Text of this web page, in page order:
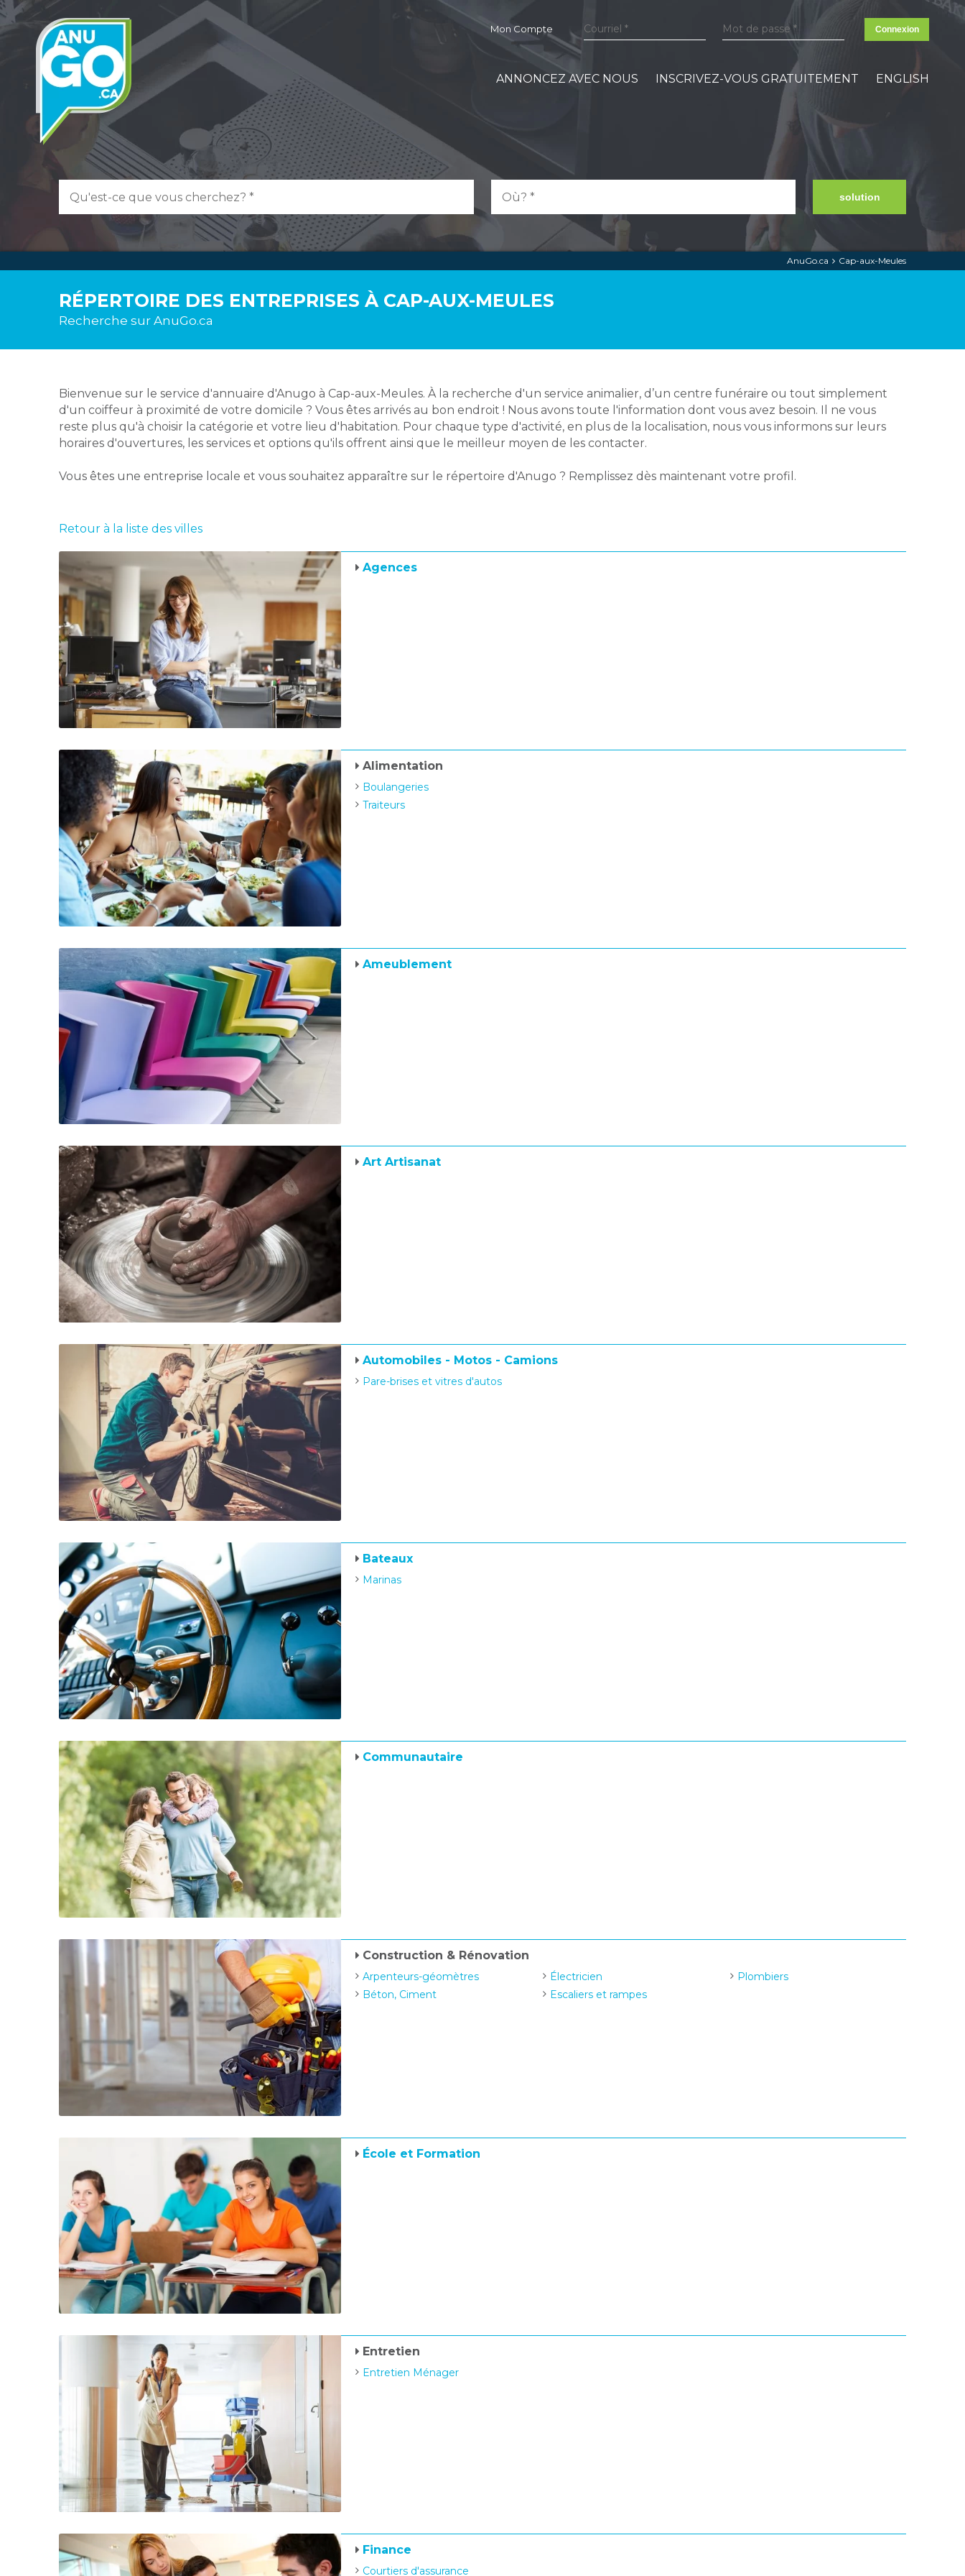
Mon Compte Connexion
ANNONCEZ AVEC NOUS INSCRIVEZ-VOUS GRATUITEMENT ENGLISH
solution
AnuGo.ca Cap-aux-Meules
RÉPERTOIRE DES ENTREPRISES À CAP-AUX-MEULES
Recherche sur AnuGo.ca
Bienvenue sur le service d'annuaire d'Anugo à Cap-aux-Meules. À la recherche d'un service animalier, d’un centre funéraire ou tout simplement
d'un coiffeur à proximité de votre domicile ? Vous êtes arrivés au bon endroit ! Nous avons toute l'information dont vous avez besoin. Il ne vous
reste plus qu'à choisir la catégorie et votre lieu d'habitation. Pour chaque type d'activité, en plus de la localisation, nous vous informons sur leurs
horaires d'ouvertures, les services et options qu'ils offrent ainsi que le meilleur moyen de les contacter.
Vous êtes une entreprise locale et vous souhaitez apparaître sur le répertoire d'Anugo ? Remplissez dès maintenant votre profil.
Retour à la liste des villes
Agences
Alimentation
Boulangeries
Traiteurs
Ameublement
Art Artisanat
Automobiles - Motos - Camions
Pare-brises et vitres d'autos
Bateaux
Marinas
Communautaire
Construction & Rénovation
Arpenteurs-géomètres
Béton, Ciment
Électricien
Escaliers et rampes
Plombiers
École et Formation
Entretien
Entretien Ménager
Finance
Courtiers d'assurance